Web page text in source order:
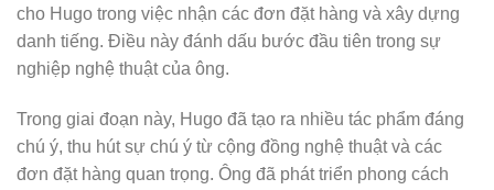
cho Hugo trong việc nhận các đơn đặt hàng và xây dựng
danh tiếng. Điều này đánh dấu bước đầu tiên trong sự
nghiệp nghệ thuật của ông.
Trong giai đoạn này, Hugo đã tạo ra nhiều tác phẩm đáng
chú ý, thu hút sự chú ý từ cộng đồng nghệ thuật và các
đơn đặt hàng quan trọng. Ông đã phát triển phong cách